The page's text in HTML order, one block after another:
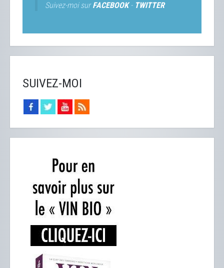
Suivez-moi surFACEBOOK- TWITTER
SUIVEZ-MOI